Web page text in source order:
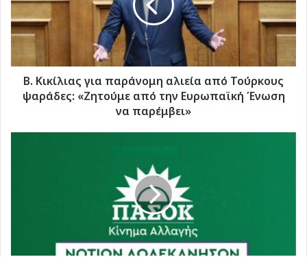
αλιεία
από
Τούρκους
«Ζητούμε
από
την
να
Β. Κικίλιας για παράνομη αλιεία από Τούρκους
ψαράδες: «Ζητούμε από την Ευρωπαϊκή Ένωση
να παρέμβει»
διαψεύσει